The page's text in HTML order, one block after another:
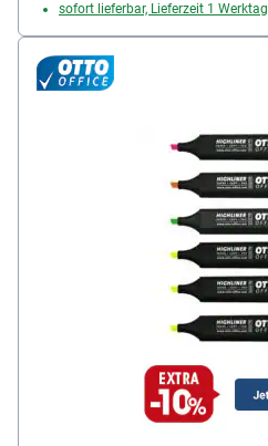
sofort lieferbar, Lieferzeit 1 Werktag